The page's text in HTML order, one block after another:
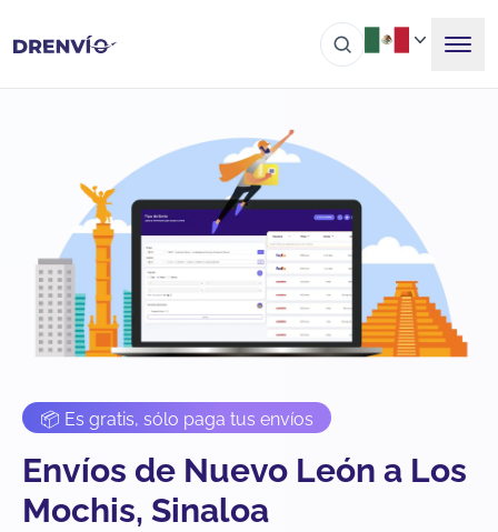
📦 Es gratis, sólo paga tus envíos
Envíos de Nuevo León a Los
Mochis, Sinaloa